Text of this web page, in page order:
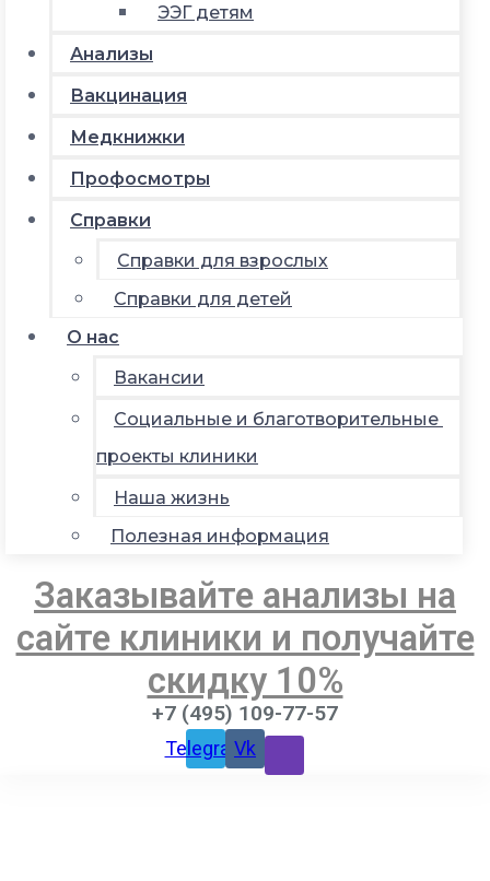
ЭЭГ детям
Анализы
Вакцинация
Медкнижки
Профосмотры
Справки
Справки для взрослых
Справки для детей
О нас
Вакансии
Социальные и благотворительные
проекты клиники
Наша жизнь
Полезная информация
Заказывайте анализы на
сайте клиники и получайте
скидку 10%
+7 (495) 109-77-57
TelegramVk